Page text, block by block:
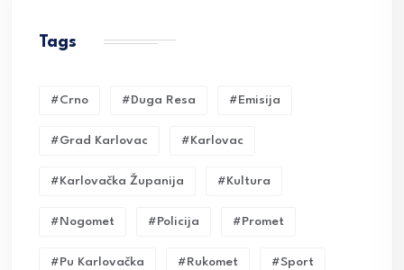
Tags
#crno #duga Resa #emisija
#grad Karlovac #karlovac
#karlovačka Županija #kultura
#nogomet #policija #promet
#pu Karlovačka #rukomet #sport